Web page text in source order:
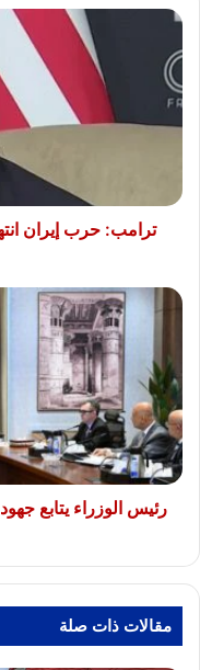
ترامب:
إيران
انتهت..
وسننعم
بالسلام
منذ
3000ترامب: حرب إيران
رئيس
جهود
تنفيذ
الخطة
الاستراتيجية
لتحلية
مياه
البحررئيس الوزراء يتابع
مقالات ذات صلة